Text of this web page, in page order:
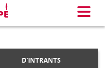
Menu
D’INTRANTS